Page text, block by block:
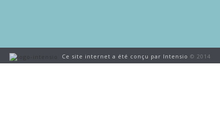
Ce site internet a été conçu par Intensio © 2014